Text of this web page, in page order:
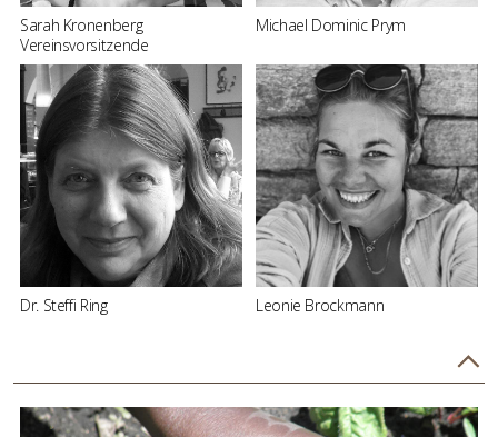
Sarah Kronenberg
Vereinsvorsitzende
Michael Dominic Prym
Dr. Steffi Ring Leonie Brockmann